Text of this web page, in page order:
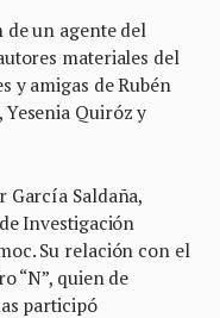
un agente del
materiales del
y amigas de Rubén
Quiróz y
García Saldaña,
Investigación
Su relación con el
“N”, quien de
participó